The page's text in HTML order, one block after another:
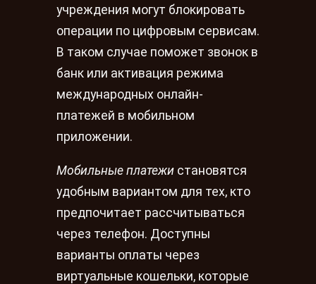
учреждения могут блокировать
операции по цифровым сервисам.
В таком случае поможет звонок в
банк или активация режима
международных онлайн-
платежей в мобильном
приложении.
Мобильные платежи становятся
удобным вариантом для тех, кто
предпочитает рассчитываться
через телефон. Доступны
варианты оплаты через
виртуальные кошельки, которые